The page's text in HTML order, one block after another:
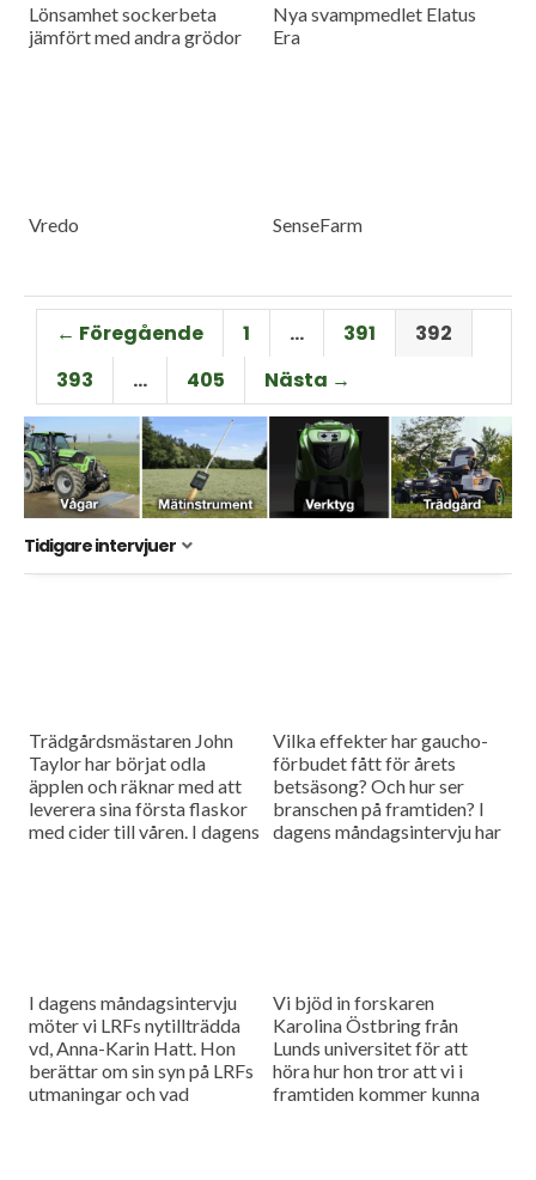
Lönsamhet sockerbeta
jämfört med andra grödor
Nya svampmedlet Elatus
Era
Vredo SenseFarm
← Föregående 1 … 391
392
393
… 405 Nästa →
Tidigare intervjuer
Trädgårdsmästaren John
Taylor har börjat odla
äpplen och räknar med att
leverera sina första flaskor
med cider till våren. I dagens
Vilka effekter har gaucho-
förbudet fått för årets
betsäsong? Och hur ser
branschen på framtiden? I
dagens måndagsintervju har
I dagens måndagsintervju
möter vi LRFs nytillträdda
vd, Anna-Karin Hatt. Hon
berättar om sin syn på LRFs
utmaningar och vad
Vi bjöd in forskaren
Karolina Östbring från
Lunds universitet för att
höra hur hon tror att vi i
framtiden kommer kunna